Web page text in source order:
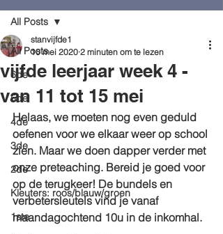
All Posts
6de
5de
4de
3de
2de
Kleuters: roos/blauw/groen
1ste
All Posts
vijfde leerjaar week 4 -
van 11 tot 15 mei
stanvijfde1
10 mei 2020 2 minuten om te lezen
Helaas, we moeten nog even geduld
oefenen voor we elkaar weer op school
zien. Maar we doen dapper verder met
onze preteaching. Bereid je goed voor
op de terugkeer! De bundels en
verbetersleutels vind je vanaf
maandagochtend 10u in de inkomhal.